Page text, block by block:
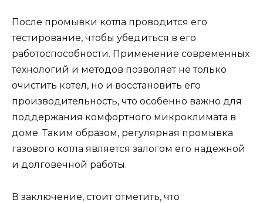
После промывки котла проводится его
тестирование, чтобы убедиться в его
работоспособности. Применение современных
технологий и методов позволяет не только
очистить котел, но и восстановить его
производительность, что особенно важно для
поддержания комфортного микроклимата в
доме. Таким образом, регулярная промывка
газового котла является залогом его надежной
и долговечной работы.
В заключение, стоит отметить, что